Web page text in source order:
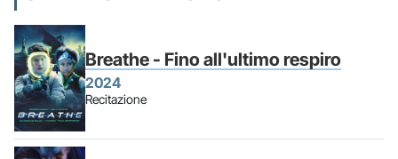
Breathe - Fino all'ultimo respiro
2024
Recitazione